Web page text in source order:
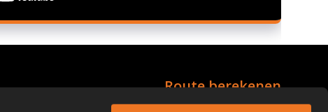
Route berekenen